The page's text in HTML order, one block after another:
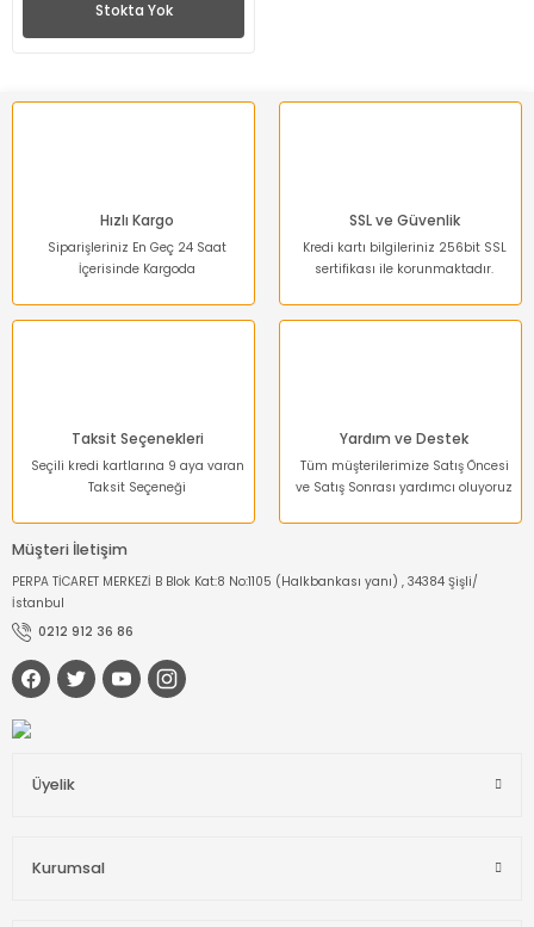
Stokta Yok
Hızlı Kargo
Siparişleriniz En Geç 24 Saat
İçerisinde Kargoda
SSL ve Güvenlik
Kredi kartı bilgileriniz 256bit SSL
sertifikası ile korunmaktadır.
Taksit Seçenekleri
Seçili kredi kartlarına 9 aya varan
Taksit Seçeneği
Yardım ve Destek
Tüm müşterilerimize Satış Öncesi
ve Satış Sonrası yardımcı oluyoruz
Müşteri İletişim
PERPA TİCARET MERKEZİ B Blok Kat:8 No:1105 (Halkbankası yanı) , 34384 Şişli/
İstanbul
0212 912 36 86
Üyelik
Kurumsal